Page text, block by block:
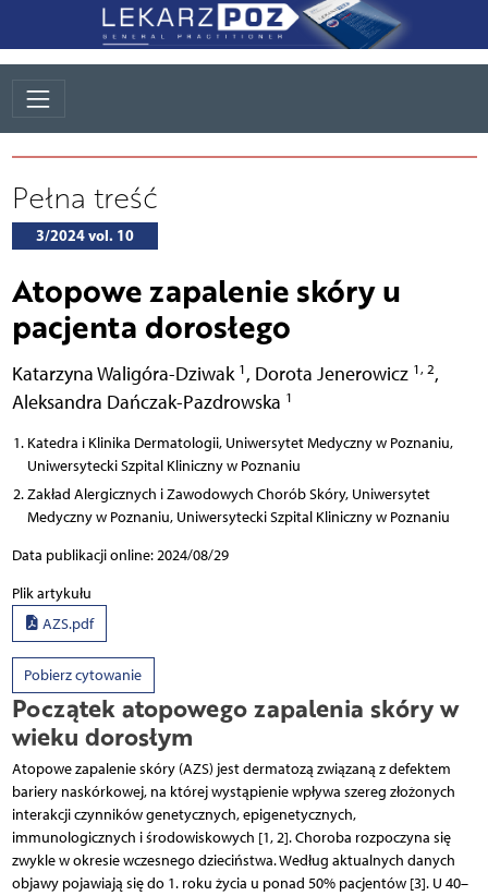
Pełna treść
3/2024 vol. 10
Atopowe zapalenie skóry u
pacjenta dorosłego
Katarzyna Waligóra-Dziwak 1 , Dorota Jenerowicz 1, 2,
Aleksandra Dańczak-Pazdrowska 1
Katedra i Klinika Dermatologii, Uniwersytet Medyczny w Poznaniu,
Uniwersytecki Szpital Kliniczny w Poznaniu
Zakład Alergicznych i Zawodowych Chorób Skóry, Uniwersytet
Medyczny w Poznaniu, Uniwersytecki Szpital Kliniczny w Poznaniu
Data publikacji online: 2024/08/29
Plik artykułu
AZS.pdf
Pobierz cytowanie
Początek atopowego zapalenia skóry w
wieku dorosłym
Atopowe zapalenie skóry (AZS) jest dermatozą związaną z defektem
bariery naskórkowej, na której wystąpienie wpływa szereg złożonych
interakcji czynników genetycznych, epigenetycznych,
immunologicznych i środowiskowych [1, 2]. Choroba rozpoczyna się
zwykle w okresie wczesnego dzieciństwa. Według aktualnych danych
objawy pojawiają się do 1. roku życia u ponad 50% pacjentów [3]. U 40–